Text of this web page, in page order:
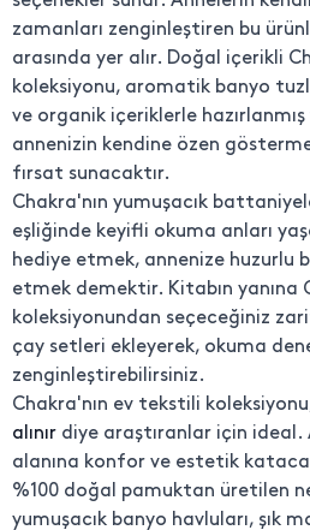
zamanları zenginleştiren bu
arasında yer alır. Doğal içerikli
koleksiyonu, aromatik banyo
ve organik içeriklerle
annenizin kendine özen
fırsat sunacaktır.
Chakra'nın yumuşacık
eşliğinde keyifli okuma anları
hediye etmek, annenize huzurlu
etmek demektir. Kitabın yanına
koleksiyonundan seçeceğiniz
çay setleri ekleyerek, okuma
zenginleştirebilirsiniz.
Chakra'nın ev tekstili
alınır diye araştıranlar için ideal.
alanına konfor ve estetik
%100 doğal pamuktan üretilen
yumuşacık banyo havluları, şık